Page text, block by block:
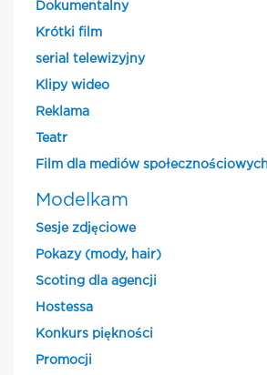
Dokumentalny
Krótki film
serial telewizyjny
Klipy wideo
Reklama
Teatr
Film dla mediów
Modelkam
Sesje zdjęciowe
Pokazy (mody, hair)
Scoting dla agencji
Hostessa
Konkurs piękności
Promocji